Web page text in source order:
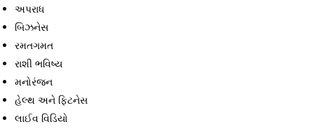
અપરાધ
બિઝનેસ
રમતગમત
રાશી ભવિષ્ય
મનોરંજન
હેલ્થ અને ફિટનેસ
લાઈવ વિડિયો